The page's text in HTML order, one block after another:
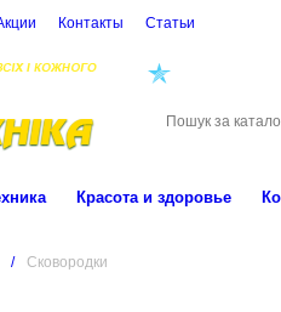
Контакты Cтатьи
Красота и здоровье
/ Сковородки